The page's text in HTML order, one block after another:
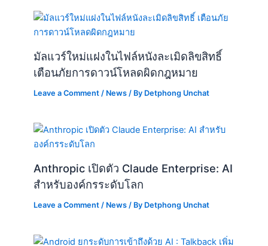
มัลแวร์ใหม่แฝงในไฟล์หนังละเมิดลิขสิทธิ์
เตือนภัยการดาวน์โหลดผิดกฎหมาย
Leave a Comment / News / By Detphong Unchat
Anthropic เปิดตัว Claude Enterprise: AI
สำหรับองค์กรระดับโลก
Leave a Comment / News / By Detphong Unchat